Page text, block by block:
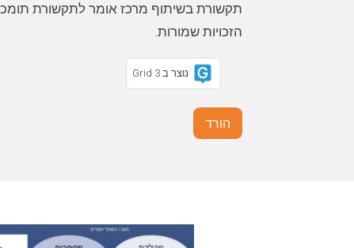
תקשורת בשיתוף מרכז אומר לתקשורת
הזכויות שמורות.
נוצר ב Grid 3
הורד